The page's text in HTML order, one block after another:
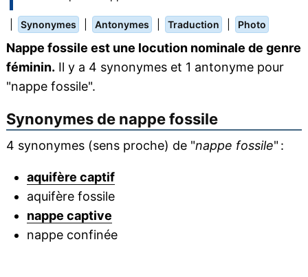
Synonymes Antonymes Traduction Photo
Nappe fossile est une locution nominale de genre
féminin. Il y a 4 synonymes et 1 antonyme pour
"nappe fossile".
Synonymes de nappe fossile
4 synonymes (sens proche) de "nappe fossile" :
aquifère captif
aquifère fossile
nappe captive
nappe confinée